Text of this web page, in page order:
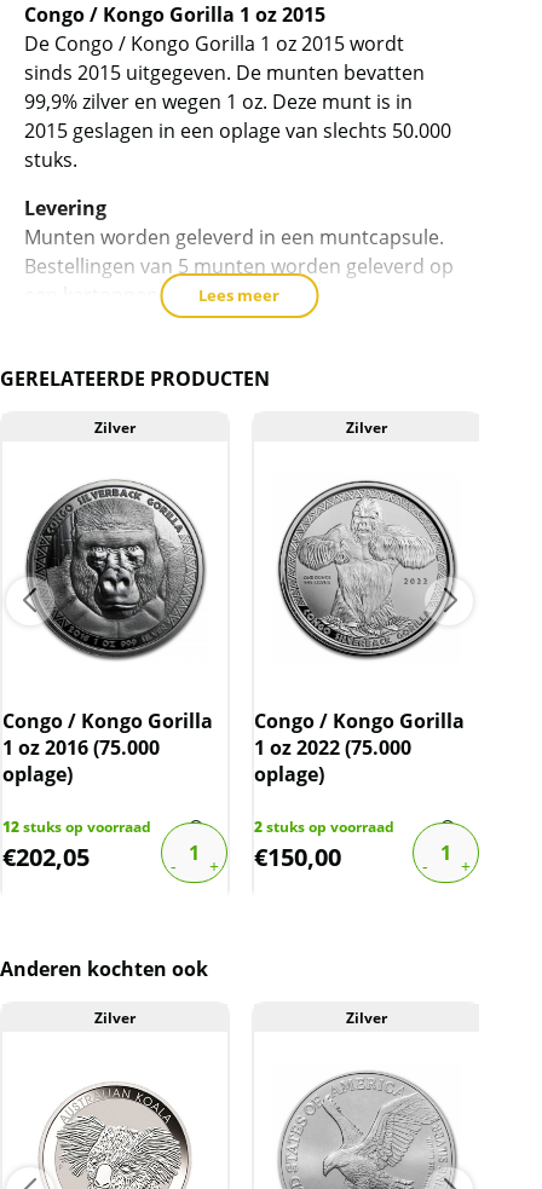
oz
2015
(50.000
oplage)
aantal
Congo / Kongo Gorilla 1 oz 2015
De Congo / Kongo Gorilla 1 oz 2015 wordt
sinds 2015 uitgegeven. De munten bevatten
99,9% zilver en wegen 1 oz. Deze munt is in
2015 geslagen in een oplage van slechts 50.000
stuks.
Levering
Munten worden geleverd in een muntcapsule.
Bestellingen van 5 munten worden geleverd op
een kartonnen blister.
De munten worden uit voorraad geleverd, en
producent af. Echter zijn de munten veelal de
munten kunnen soms krassen, aanslag en/of
melkvlekken bevatten.
BTW
Dit product wordt onder de margeregel
verhandeld. Dit houdt in dat wij btw afdragen
over de marge die wij behalen op dit product.
factuur vermeld worden. De prijs op de
website is inclusief btw.
Lees meer
GERELATEERDE PRODUCTEN
Zilver
Congo / Kongo Gorilla
1 oz 2016 (75.000
oplage)
12stuks op voorraad
€202,05
Zilver
Congo / Kongo Gorilla
1 oz 2022 (75.000
oplage)
2stuks op voorraad
€150,00
Anderen kochten ook
Zilver Zilver